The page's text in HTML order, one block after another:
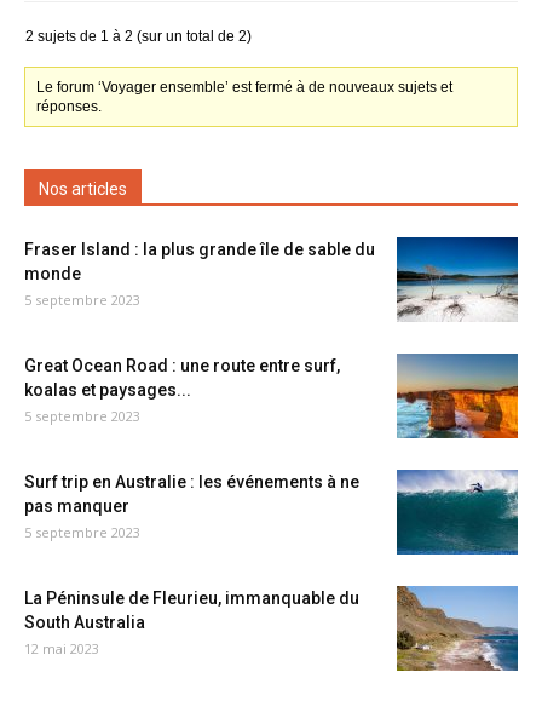
2 sujets de 1 à 2 (sur un total de 2)
Le forum ‘Voyager ensemble’ est fermé à de nouveaux sujets et
réponses.
Nos articles
Fraser Island : la plus grande île de sable du
monde
5 septembre 2023
Great Ocean Road : une route entre surf,
koalas et paysages...
5 septembre 2023
Surf trip en Australie : les événements à ne
pas manquer
5 septembre 2023
La Péninsule de Fleurieu, immanquable du
South Australia
12 mai 2023